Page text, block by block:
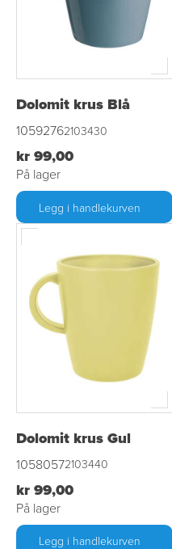
Dolomit krus Blå
10592762103430
kr 99,00
På lager
Legg i handlekurven
Dolomit krus Gul
10580572103440
kr 99,00
På lager
Legg i handlekurven